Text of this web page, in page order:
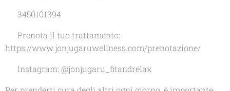
📞 3450101394
🌐 Prenota il tuo trattamento:
https://www.jonjugaruwellness.com/prenotazione/
📸 Instagram: @jonjugaru_fitandrelax